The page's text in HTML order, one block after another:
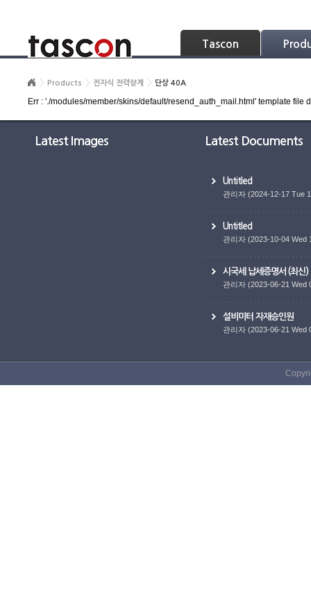
Tascon
Products 전자식 전력량계 단상 40A
Err : './modules/member/skins/default/resend_auth_mail.html' template file
Latest Images Latest Documents
Untitled
관리자 (2024-12-17 Tue
Untitled
관리자 (2023-10-04 Wed
시국세 납세증명서 (최신)
관리자 (2023-06-21 Wed
설비미터 자재승인원
관리자 (2023-06-21 Wed